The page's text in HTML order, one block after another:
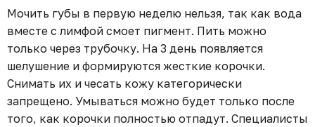
Мочить губы в первую неделю нельзя, так как вода
вместе с лимфой смоет пигмент. Пить можно
только через трубочку. На 3 день появляется
шелушение и формируются жесткие корочки.
Снимать их и чесать кожу категорически
запрещено. Умываться можно будет только после
того, как корочки полностью отпадут. Специалисты